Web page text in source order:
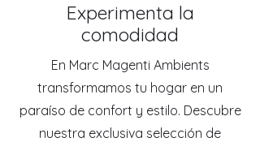
Experimenta la
comodidad
En Marc Magenti Ambients
transformamos tu hogar en un
paraíso de confort y estilo. Descubre
nuestra exclusiva selección de